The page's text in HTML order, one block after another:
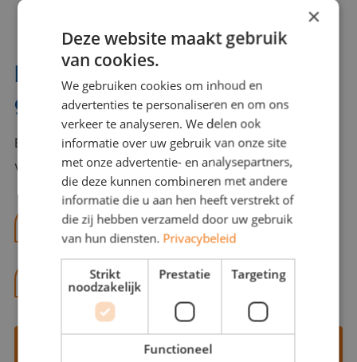
Interesse? Benno helpt je
graag verder!
Bel of mail Benno met al jouw vragen. Benno staat
voor je klaar en helpt je graag!
benno@viajou.nl
06 13 28 62 71
Contact opnemen
×
Deze website maakt gebruik
van cookies.
We gebruiken cookies om inhoud en
advertenties te personaliseren en om ons
verkeer te analyseren. We delen ook
informatie over uw gebruik van onze site
met onze advertentie- en analysepartners,
die deze kunnen combineren met andere
informatie die u aan hen heeft verstrekt of
die zij hebben verzameld door uw gebruik
van hun diensten. Privacybeleid
Strikt
noodzakelijk
Prestatie Targeting
Functioneel